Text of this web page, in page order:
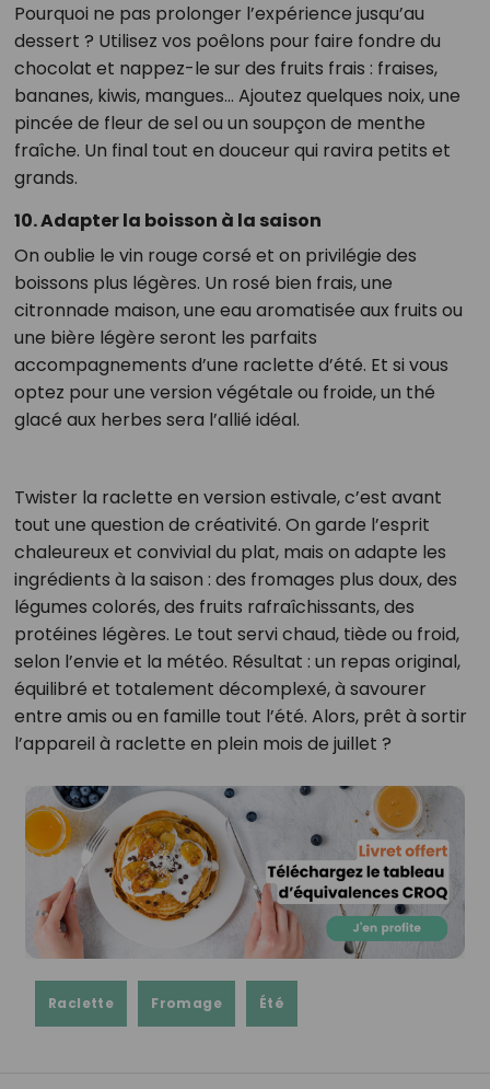
Pourquoi ne pas prolonger l’expérience jusqu’au
dessert ? Utilisez vos poêlons pour faire fondre du
chocolat et nappez-le sur des fruits frais : fraises,
bananes, kiwis, mangues… Ajoutez quelques noix, une
pincée de fleur de sel ou un soupçon de menthe
fraîche. Un final tout en douceur qui ravira petits et
grands.
10. Adapter la boisson à la saison
On oublie le vin rouge corsé et on privilégie des
boissons plus légères. Un rosé bien frais, une
citronnade maison, une eau aromatisée aux fruits ou
une bière légère seront les parfaits
accompagnements d’une raclette d’été. Et si vous
optez pour une version végétale ou froide, un thé
glacé aux herbes sera l’allié idéal.
Twister la raclette en version estivale, c’est avant
tout une question de créativité. On garde l’esprit
chaleureux et convivial du plat, mais on adapte les
ingrédients à la saison : des fromages plus doux, des
légumes colorés, des fruits rafraîchissants, des
protéines légères. Le tout servi chaud, tiède ou froid,
selon l’envie et la météo. Résultat : un repas original,
équilibré et totalement décomplexé, à savourer
entre amis ou en famille tout l’été. Alors, prêt à sortir
l’appareil à raclette en plein mois de juillet ?
Raclette Fromage Été